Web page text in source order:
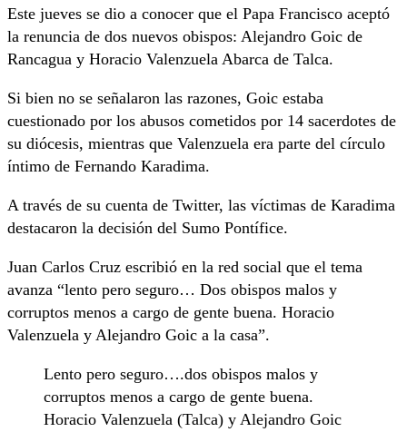
Este jueves se dio a conocer que el Papa Francisco aceptó
la renuncia de dos nuevos obispos: Alejandro Goic de
Rancagua y Horacio Valenzuela Abarca de Talca.
Si bien no se señalaron las razones, Goic estaba
cuestionado por los abusos cometidos por 14 sacerdotes de
su diócesis, mientras que Valenzuela era parte del círculo
íntimo de Fernando Karadima.
A través de su cuenta de Twitter, las víctimas de Karadima
destacaron la decisión del Sumo Pontífice.
Juan Carlos Cruz escribió en la red social que el tema
avanza “lento pero seguro… Dos obispos malos y
corruptos menos a cargo de gente buena. Horacio
Valenzuela y Alejandro Goic a la casa”.
Lento pero seguro….dos obispos malos y
corruptos menos a cargo de gente buena.
Horacio Valenzuela (Talca) y Alejandro Goic